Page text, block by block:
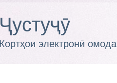
Ҷустуҷӯ
Кортҳои электронӣ омода